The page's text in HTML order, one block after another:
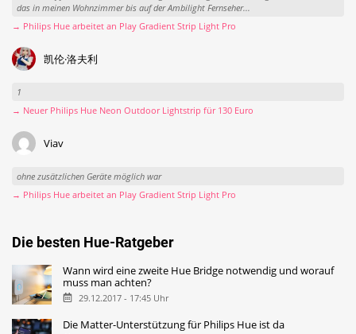
das in meinen Wohnzimmer bis auf der Ambilight Fernseher...
→ Philips Hue arbeitet an Play Gradient Strip Light Pro
凯伦·洛夫利
1
→ Neuer Philips Hue Neon Outdoor Lightstrip für 130 Euro
Viav
ohne zusätzlichen Geräte möglich war
→ Philips Hue arbeitet an Play Gradient Strip Light Pro
Die besten Hue-Ratgeber
Wann wird eine zweite Hue Bridge notwendig und worauf
muss man achten?
29.12.2017 - 17:45 Uhr
Die Matter-Unterstützung für Philips Hue ist da